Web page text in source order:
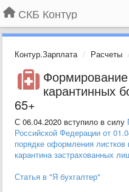
СКБ Контур
Контур.Зарплата Расчеты
карантинных
65+
С 06.04.2020 вступило в силу
Российской Федерации от
порядке оформления листков
карантина застрахованных
Статья в "Я бухгалтер"